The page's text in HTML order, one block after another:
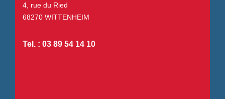
4, rue du Ried
68270 WITTENHEIM
Tel. : 03 89 54 14 10